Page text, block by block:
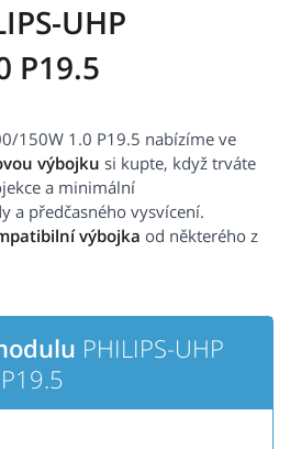
UHP
P19.5
150W 1.0 P19.5 nabízíme ve
výbojku si kupte, když trváte
a minimální
a předčasného vysvícení.
výbojka od některého z
PHILIPS-UHP